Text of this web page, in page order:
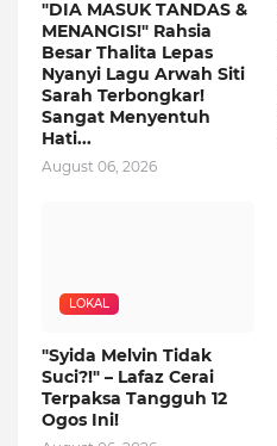
"DIA MASUK TANDAS &
MENANGIS!" Rahsia
Besar Thalita Lepas
Nyanyi Lagu Arwah Siti
Sarah Terbongkar!
Sangat Menyentuh
Hati...
August 06, 2026
LOKAL
"Syida Melvin Tidak
Suci?!" – Lafaz Cerai
Terpaksa Tangguh 12
Ogos Ini!